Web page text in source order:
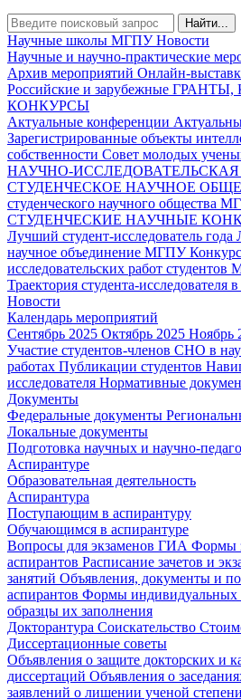
Найти...
Научные школы МГПУНовости
Научные и научно-практические
Архив мероприятий Онлайн-
Российские и зарубежные
КОНКУРСЫ
Актуальные конференции
Зарегистрированные объекты
собственности Совет молодых
НАУЧНО-ИССЛЕДОВАТЕЛЬСКАЯ
СТУДЕНЧЕСКОЕ НАУЧНОЕ
студенческого научного общества
СТУДЕНЧЕСКИЕ НАУЧНЫЕ
Лучший студент-исследователь года
научное объединение МГПУ
исследовательских работ
Траектория студента-исследователя
Новости
Календарь мероприятий
Сентябрь 2025 Октябрь 2025 Ноябрь
Участие студентов-членов СНО в
работах Публикации студентов
исследователя Нормативные
Документы
Федеральные документы
Локальные документы
Подготовка научных и научно-
Аспирантуре
Образовательная деятельность
Аспирантура
Поступающим в аспирантуру
Обучающимся в аспирантуре
Вопросы для экзаменов ГИА Формы
аспирантов Расписание зачетов и
занятий Объявления, документы и
аспирантов Формы индивидуальных
образцы их заполнения
Докторантура Соискательство
Диссертационные советы
Объявления о защите докторских и
диссертаций Объявления о
заявлений о лишении ученой степени